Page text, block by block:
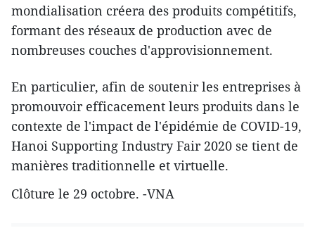
mondialisation créera des produits compétitifs,
formant des réseaux de production avec de
nombreuses couches d'approvisionnement.
En particulier, afin de soutenir les entreprises à
promouvoir efficacement leurs produits dans le
contexte de l'impact de l'épidémie de COVID-19,
Hanoi Supporting Industry Fair 2020 se tient de
manières traditionnelle et virtuelle.
Clôture le 29 octobre. -VNA